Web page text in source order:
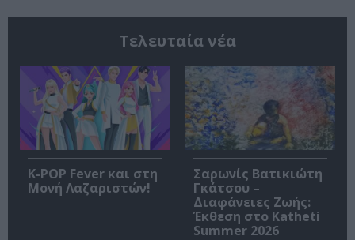
Τελευταία νέα
K-POP Fever και στη
Μονή Λαζαριστών!
Σαρωνίς Βατικιώτη
Γκάτσου –
Διαφάνειες Ζωής:
Έκθεση στο Katheti
Summer 2026